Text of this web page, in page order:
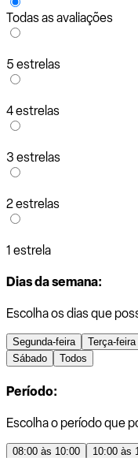
Todas as avaliações
5 estrelas
4 estrelas
3 estrelas
2 estrelas
1 estrela
Dias da semana:
Escolha os dias que
Segunda-feira Terça-feira
Sábado
Todos
Período:
Escolha o período que
08:00 às 10:00 10:00 às